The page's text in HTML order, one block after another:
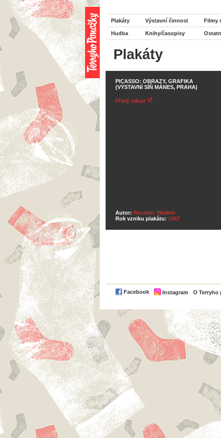
Plakáty Výstavní činnost Filmy
Hudba Knihy/časopisy
Plakáty
PICASSO: OBRAZY, GRAFIKA
(VÝSTAVNÍ SÍŇ MÁNES, PRAHA)
Přímý odkaz
Autor: Rocman, Vladimír
Rok vzniku plakátu: 1967
Facebook Instagram O Terryho